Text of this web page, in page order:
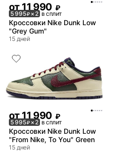
от11 990 ₽
5 995₽× 2 в сплит
Кроссовки Nike Dunk Low
"Grey Gum"
15 дней
от11 990 ₽
5 995₽× 2 в сплит
Кроссовки Nike Dunk Low
"From Nike, To You" Green
15 дней